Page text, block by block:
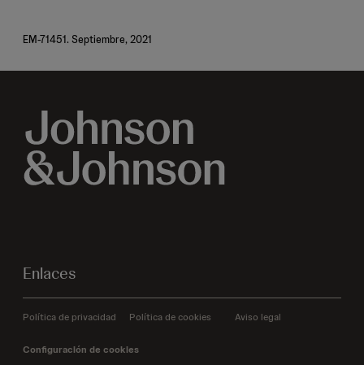
EM-71451. Septiembre, 2021
Enlaces
Política de privacidad Política de cookies Aviso legal
Configuración de cookies